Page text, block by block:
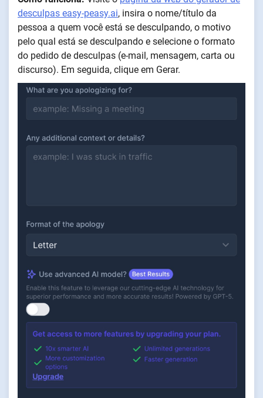
desculpas easy-peasy.ai, insira o nome/título da
pessoa a quem você está se desculpando, o motivo
pelo qual está se desculpando e selecione o formato
do pedido de desculpas (e-mail, mensagem, carta ou
discurso). Em seguida, clique em Gerar.